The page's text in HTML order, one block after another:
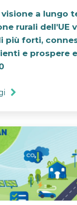
visione a lungo
rurali dell'UE
più forti,
e prospere